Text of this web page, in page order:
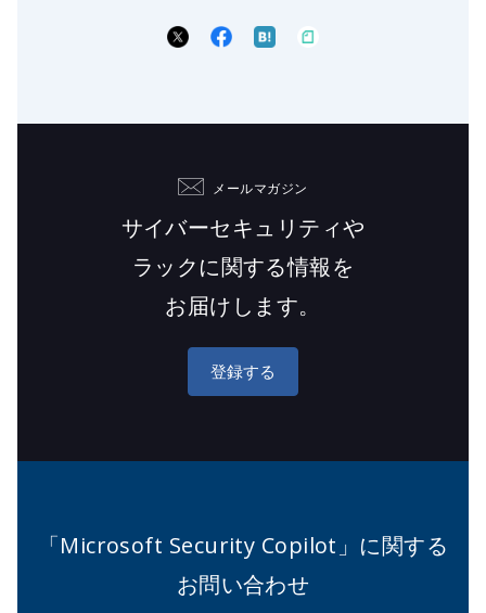
メールマガジン
サイバーセキュリティや
ラックに関する情報を
お届けします。
登録する
「Microsoft Security Copilot」に関する
お問い合わせ